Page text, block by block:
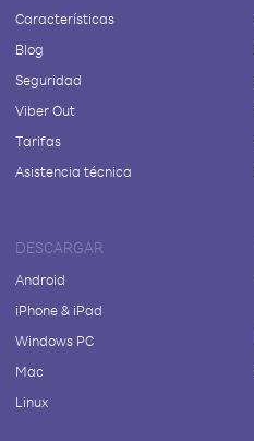
Características
Blog
Seguridad
Viber Out
Tarifas
Asistencia técnica
DESCARGAR
Android
iPhone & iPad
Windows PC
Mac
Linux